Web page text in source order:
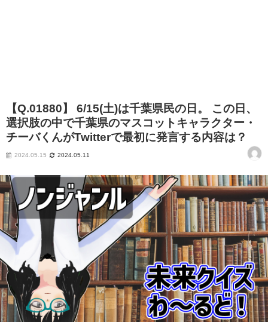
【Q.01880】 6/15(土)は千葉県民の日。 この日、
選択肢の中で千葉県のマスコットキャラクター・
チーバくんがTwitterで最初に発言する内容は？
2024.05.15 2024.05.11